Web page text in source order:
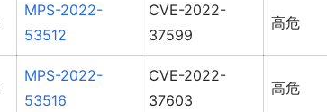
MPS-2022-
53512
CVE-2022-
37599
高危
MPS-2022-
53516
CVE-2022-
37603
高危